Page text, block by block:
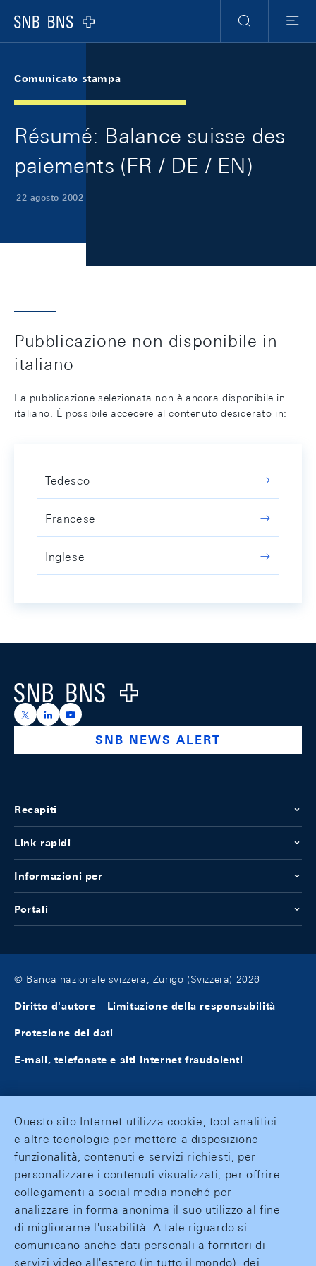
Logo
Ricerca
Menu
Comunicato stampa
Résumé: Balance suisse des
paiements (FR / DE / EN)
22 agosto 2002
Pubblicazione non disponibile in
italiano
La pubblicazione selezionata non è ancora disponibile in
italiano. È possibile accedere al contenuto desiderato in:
Tedesco
Francese
Inglese
Logo
https://x.com/snb_bns
https://ch.linkedin.com/company/swiss-national-
https://www.youtube.com/@swissnationalbank
SNB NEWS ALERT
Recapiti
Link rapidi
Informazioni per
Portali
© Banca nazionale svizzera, Zurigo (Svizzera) 2026
Diritto d'autore Limitazione della responsabilità
Protezione dei dati
E-mail, telefonate e siti Internet fraudolenti
Questo sito Internet utilizza cookie, tool analitici
e altre tecnologie per mettere a disposizione
funzionalità, contenuti e servizi richiesti, per
personalizzare i contenuti visualizzati, per offrire
collegamenti a social media nonché per
analizzare in forma anonima il suo utilizzo al fine
di migliorarne l'usabilità. A tale riguardo si
comunicano anche dati personali a fornitori di
servizi video all'estero (in tutto il mondo), dei